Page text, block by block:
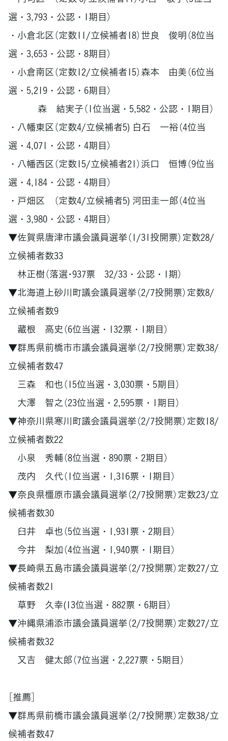
選・3,793・公認・1期目）
・小倉北区（定数11/立候補者18）世良 俊明（8位当
選・3,653・公認・8期目）
・小倉南区（定数12/立候補者15）森本 由美（6位当
選・5,219・公認・6期目）
森 結実子（1位当選・5,582・公認・1期目）
・八幡東区（定数4/立候補者5) 白石 一裕（4位当
選・4,071・公認・4期目）
・八幡西区（定数15/立候補者21）浜口 恒博（9位当
選・4,184・公認・4期目）
・戸畑区 （定数4/立候補者5) 河田圭一郎（4位当
選・3,980・公認・4期目）
▼佐賀県唐津市議会議員選挙（1/31投開票）定数28/
立候補者数33
林正樹（落選･937票 32/33・公認・1期）
▼北海道上砂川町議会議員選挙（2/7投開票）定数8/
立候補者数9
藏根 高史（6位当選・132票・1期目）
▼群馬県前橋市市議会議員選挙（2/7投開票）定数38/
立候補者数47
三森 和也（15位当選・3,030票・5期目）
大澤 智之（23位当選・2,595票・1期目）
▼神奈川県寒川町議会議員選挙（2/7投開票）定数18/
立候補者数22
小泉 秀輔（8位当選・890票・2期目）
茂内 久代（1位当選・1,316票・1期目）
▼奈良県橿原市議会議員選挙（2/7投開票）定数23/立
候補者数30
臼井 卓也（5位当選・1,931票・2期目）
今井 梨加（4位当選・1,940票・1期目）
▼長崎県五島市議会議員選挙（2/7投開票）定数27/立
候補者数21
草野 久幸(13位当選・882票・6期目）
▼沖縄県浦添市議会議員選挙（2/7投開票）定数27/立
候補者数32
又吉 健太郎（7位当選・2,227票・5期目）
［推薦］
▼群馬県前橋市議会議員選挙（2/7投開票）定数38/立
候補者数47